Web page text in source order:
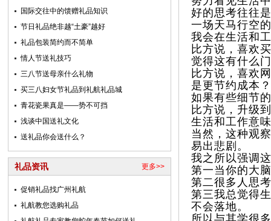
国际交往中的馈赠礼品知识
节日礼品绝非越“土豪”越好
礼品包装简约而不简单
情人节送礼技巧
三八节送母亲什么礼物
买三八妇女节礼品到礼航礼品城
青花瓷果真是——势不可挡
浅谈中国送礼文化
送礼品你会送什么？
更多>>
礼品资讯
促销礼品找广州礼航
礼航教您选购礼品
好的思考往往
一场天马行空
我会在生活和
比方说，喜欢
觉得这有什么
比方说，喜欢
是更节约成本
如果有些细节
比方说，升级
生活和工作意
当然，这种观
易出悲剧。
我之所以强调
第一当你的大
第二很多人思
第三我总觉得
不会落地。
所以与其学很